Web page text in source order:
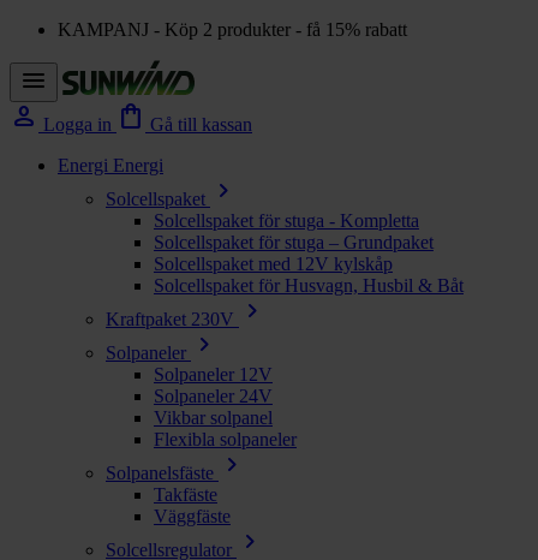
KAMPANJ - Köp 2 produkter - få 15% rabatt
menu
person Logga in shopping_bag Gå till kassan
Energi Energi
Solcellspaket
chevron_right
Solcellspaket för stuga - Kompletta
Solcellspaket för stuga – Grundpaket
Solcellspaket med 12V kylskåp
Solcellspaket för Husvagn, Husbil & Båt
Kraftpaket 230V
chevron_right
Solpaneler chevron_right
Solpaneler 12V
Solpaneler 24V
Vikbar solpanel
Flexibla solpaneler
Solpanelsfäste
chevron_right
Takfäste
Väggfäste
Solcellsregulator
chevron_right